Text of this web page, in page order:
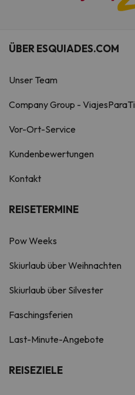
ÜBER ESQUIADES.COM
Unser Team
Company Group - ViajesParaTi
Vor-Ort-Service
Kundenbewertungen
Kontakt
REISETERMINE
Pow Weeks
Skiurlaub über Weihnachten
Skiurlaub über Silvester
Faschingsferien
Last-Minute-Angebote
REISEZIELE